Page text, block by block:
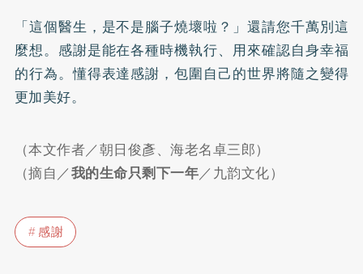
「這個醫生，是不是腦子燒壞啦？」還請您千萬別這
麼想。感謝是能在各種時機執行、用來確認自身幸福
的行為。懂得表達感謝，包圍自己的世界將隨之變得
更加美好。
（本文作者／朝日俊彥、海老名卓三郎）
（摘自／我的生命只剩下一年／九韵文化）
感謝